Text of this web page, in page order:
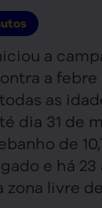
a
a febre
as
dia 31 de
de
e há 23
zona livre